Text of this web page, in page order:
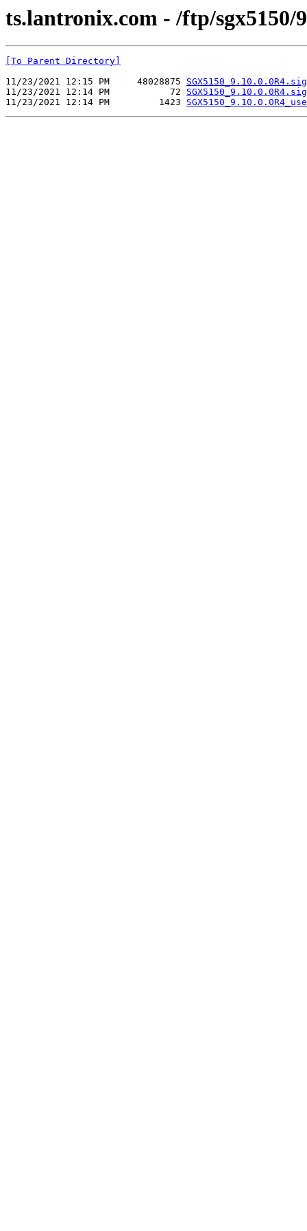
ts.lantronix.com - /ftp/sgx5150/
[To Parent Directory]
11/23/2021 12:15 PM     48028875
11/23/2021 12:14 PM           72
11/23/2021 12:14 PM         1423